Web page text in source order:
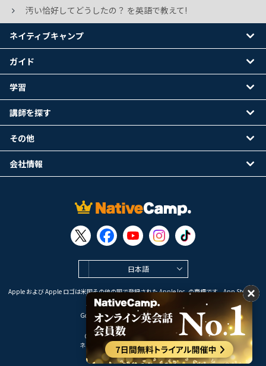
汚い恰好してどうしたの？ を英語で教えて!
日本語
Apple および Apple ロゴは米国その他の国で登録された Apple Inc. の商標です。App Store は
Apple Inc. のサービスマークです。
Google Play は Google LLC の商標です。
Copyright © 2026 オンライン英会話
ネイティブキャンプ All Rights Reserved.
ネイティブキャンプ
ガイド
学習
講師を探す
その他
会社情報